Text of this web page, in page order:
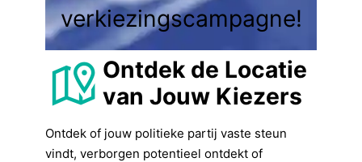
verkiezingscampagne!
Ontdek de Locatie
van Jouw Kiezers
Ontdek of jouw politieke partij vaste steun
vindt, verborgen potentieel ontdekt of